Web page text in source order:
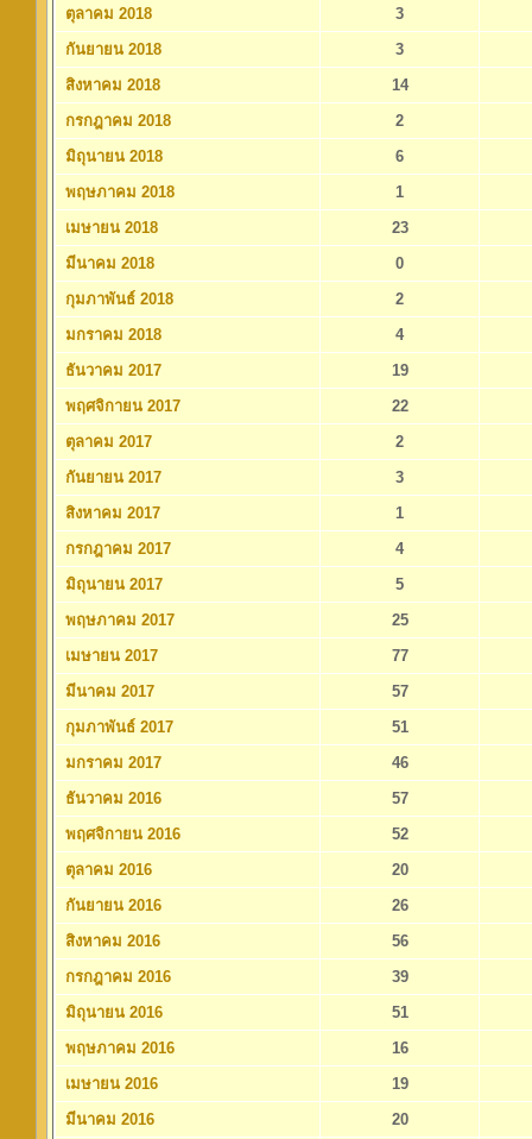
ตุลาคม 2018
3
กันยายน 2018
3
สิงหาคม 2018
14
กรกฎาคม 2018
2
มิถุนายน 2018
6
พฤษภาคม 2018
1
เมษายน 2018
23
มีนาคม 2018
0
กุมภาพันธ์ 2018
2
มกราคม 2018
4
ธันวาคม 2017
19
พฤศจิกายน 2017
22
ตุลาคม 2017
2
กันยายน 2017
3
สิงหาคม 2017
1
กรกฎาคม 2017
4
มิถุนายน 2017
5
พฤษภาคม 2017
25
เมษายน 2017
77
มีนาคม 2017
57
กุมภาพันธ์ 2017
51
มกราคม 2017
46
ธันวาคม 2016
57
พฤศจิกายน 2016
52
ตุลาคม 2016
20
กันยายน 2016
26
สิงหาคม 2016
56
กรกฎาคม 2016
39
มิถุนายน 2016
51
พฤษภาคม 2016
16
เมษายน 2016
19
มีนาคม 2016
20